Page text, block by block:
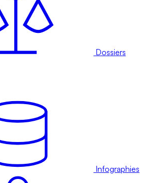
Dossiers
Infographies